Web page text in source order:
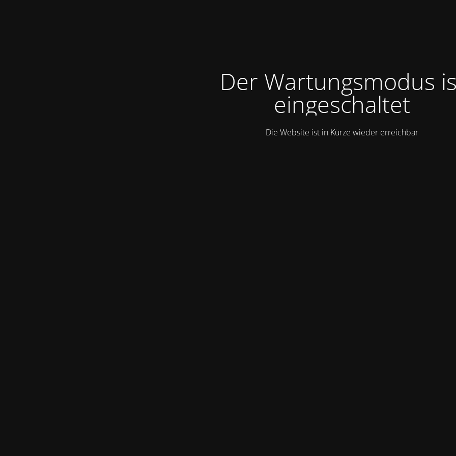
Der Wartungsmodus
eingeschaltet
Die Website ist in Kürze wieder erreichbar